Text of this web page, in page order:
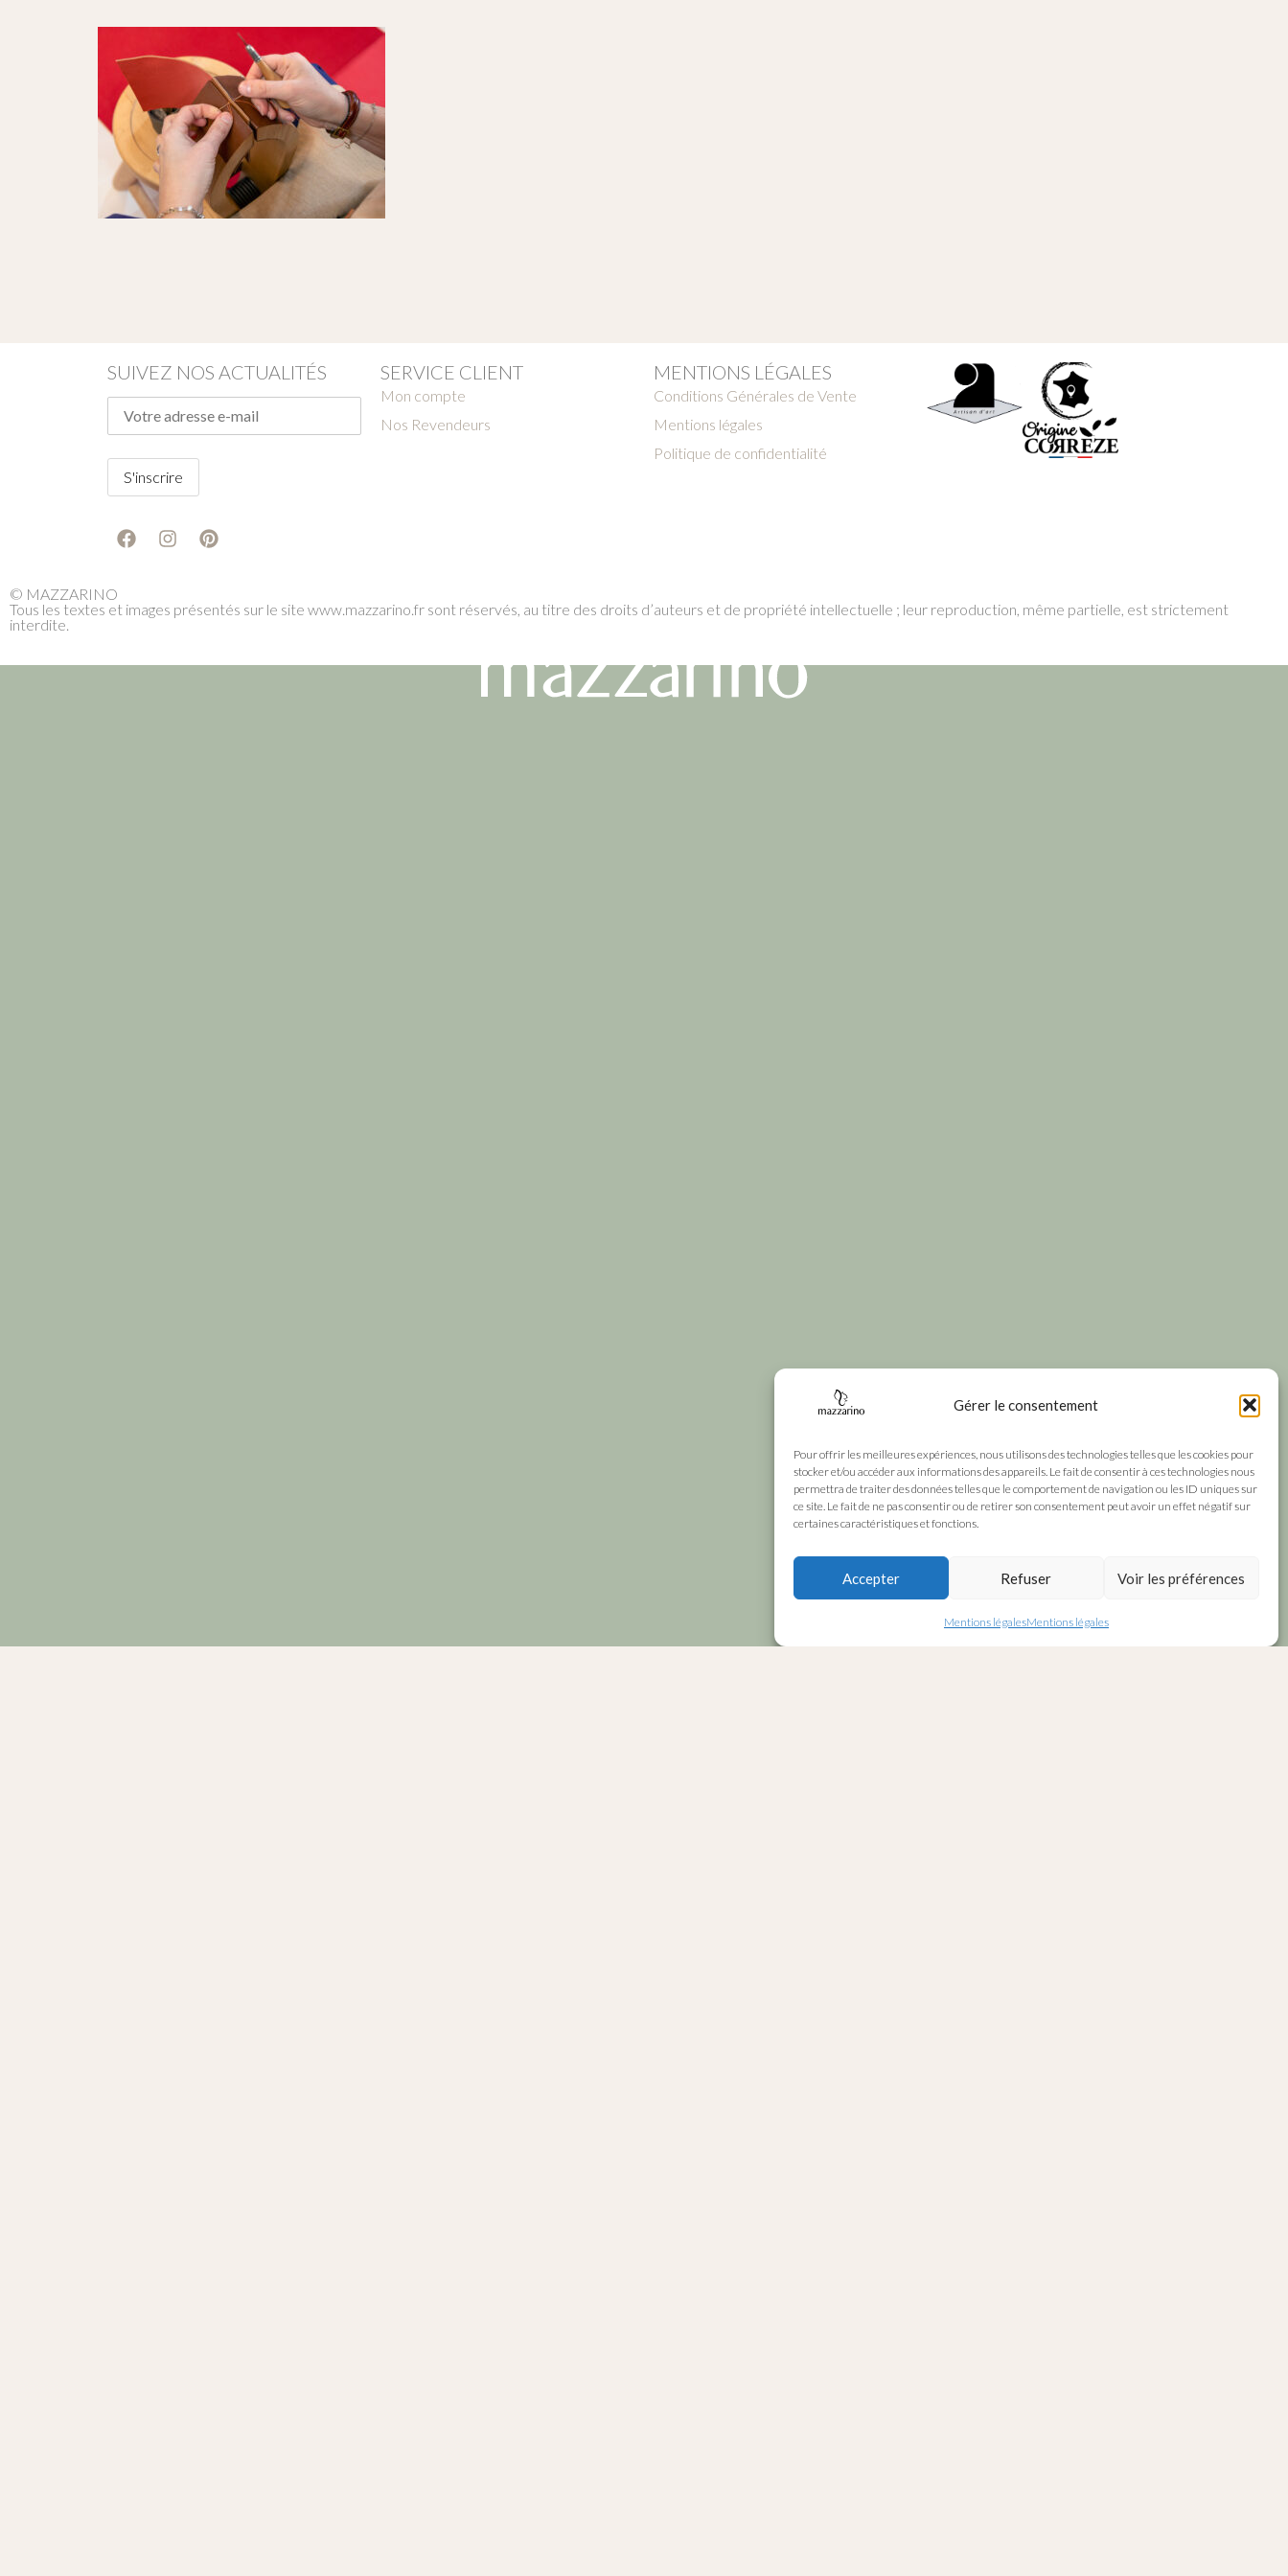
Gérer le consentement
Pour offrir les meilleures expériences, nous utilisons des technologies telles que les cookies pour
stocker et/ou accéder aux informations des appareils. Le fait de consentir à ces technologies nous
permettra de traiter des données telles que le comportement de navigation ou les ID uniques sur
ce site. Le fait de ne pas consentir ou de retirer son consentement peut avoir un effet négatif sur
certaines caractéristiques et fonctions.
Accepter Refuser Voir les préférences
Mentions légalesMentions légales
SUIVEZ NOS ACTUALITÉS SERVICE CLIENT
Mon compte
Nos Revendeurs
MENTIONS LÉGALES
Conditions Générales de Vente
Mentions légales
Politique de confidentialité
© MAZZARINO
Tous les textes et images présentés sur le site www.mazzarino.fr sont réservés, au titre des droits d’auteurs et de propriété intellectuelle ; leur reproduction, même partielle, est strictement
interdite.